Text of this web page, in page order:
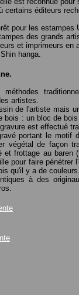
certains éditeurs
pour les estampes
des grands
et imprimeurs en
hanga.
artistes.
de l'artiste mais
bois : un bloc de
est effectué
portant le motif
végétal de façon
frottage au baren
pour faire pénétrer
qu'il y a de
à des